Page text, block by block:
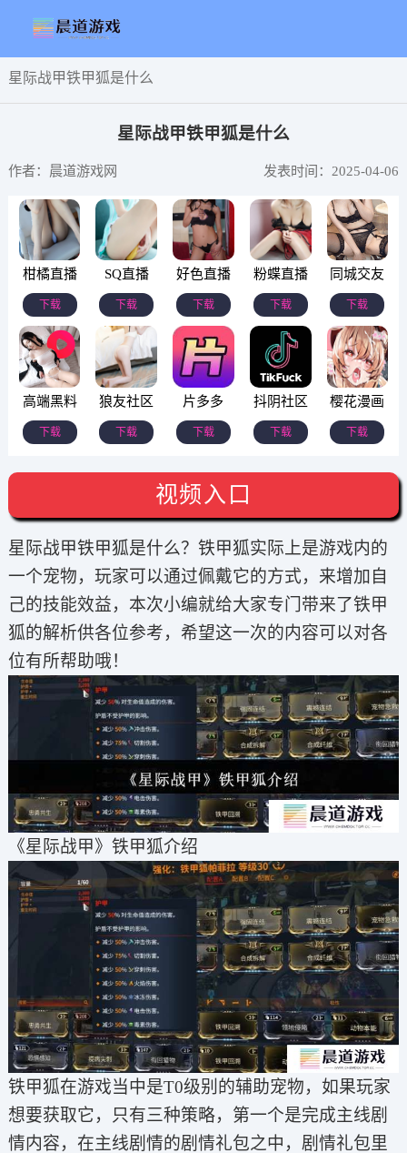
星际战甲铁甲狐是什么
星际战甲铁甲狐是什么
作者：晨道游戏网 发表时间：2025-04-06
柑橘直播
下载
SQ直播
下载
好色直播
下载
粉蝶直播
下载
同城交友
下载
高端黑料
下载
狼友社区
下载
片多多
下载
抖阴社区
下载
樱花漫画
下载
视频入口
星际战甲铁甲狐是什么？铁甲狐实际上是游戏内的
一个宠物，玩家可以通过佩戴它的方式，来增加自
己的技能效益，本次小编就给大家专门带来了铁甲
狐的解析供各位参考，希望这一次的内容可以对各
位有所帮助哦！
《星际战甲》铁甲狐介绍
铁甲狐在游戏当中是T0级别的辅助宠物，如果玩家
想要获取它，只有三种策略，第一个是完成主线剧
情内容，在主线剧情的剧情礼包之中，剧情礼包里